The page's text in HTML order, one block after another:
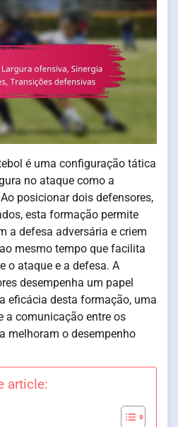
é uma configuração tática
no ataque como a
posicionar dois defensores,
esta formação permite
a defesa adversária e criem
mesmo tempo que facilita
o ataque e a defesa. A
desempenha um papel
eficácia desta formação, uma
a comunicação entre os
melhoram o desempenho
article: